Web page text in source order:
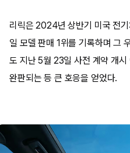
리릭은 2024년 상반기 미국 전
일 모델 판매 1위를 기록하며 그
도 지난 5월 23일 사전 계약 개
완판되는 등 큰 호응을 얻었다.